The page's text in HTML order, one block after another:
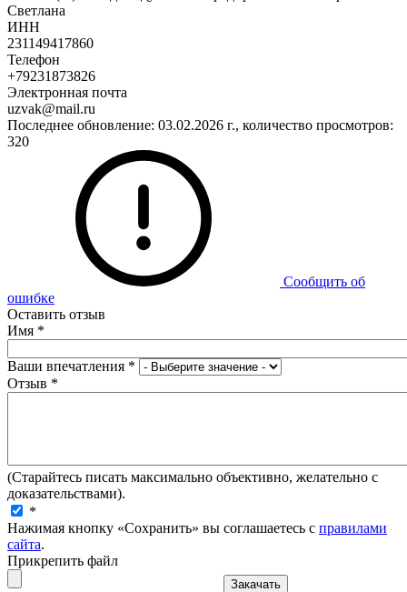
Светлана
ИНН
231149417860
Телефон
+79231873826
Электронная почта
uzvak@mail.ru
Последнее обновление: 03.02.2026 г., количество просмотров:
320
Сообщить об
ошибке
Оставить отзыв
Имя *
Ваши впечатления *
Отзыв *
(Старайтесь писать максимально объективно, желательно с
доказательствами).
*
Нажимая кнопку «Сохранить» вы соглашаетесь с правилами
сайта.
Прикрепить файл